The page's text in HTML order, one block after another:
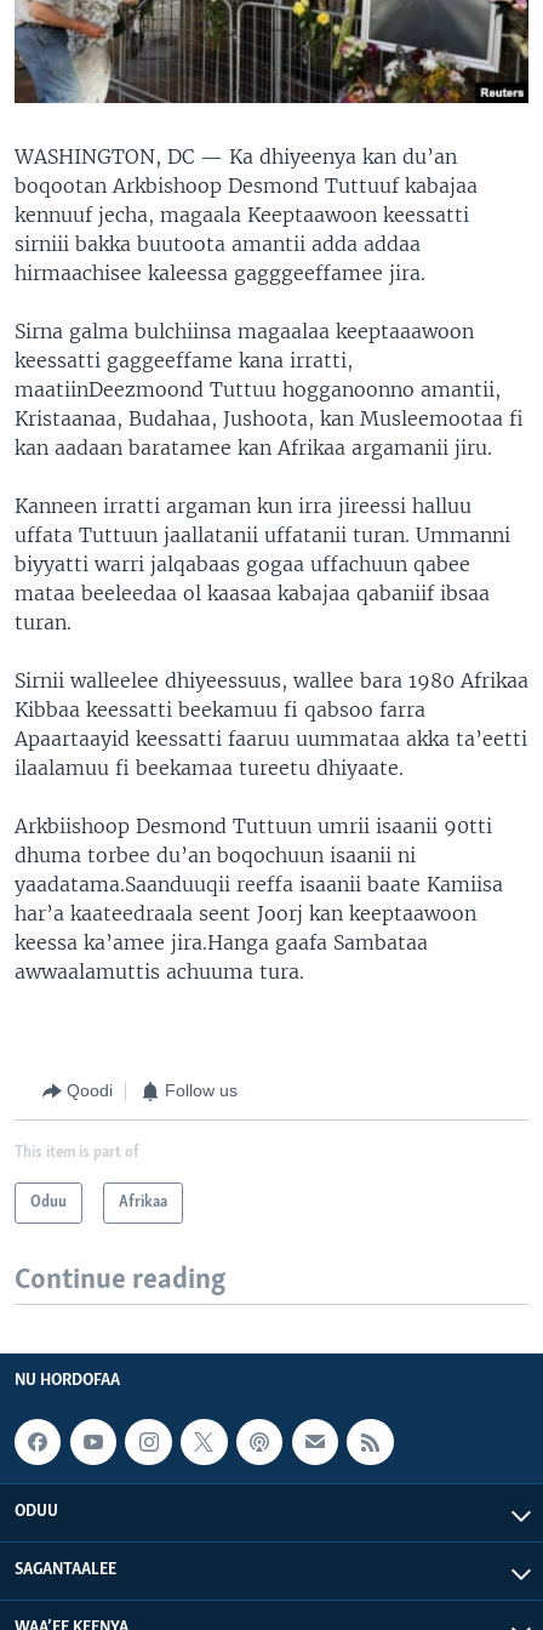
WASHINGTON, DC — Ka dhiyeenya kan du’an
boqootan Arkbishoop Desmond Tuttuuf kabajaa
kennuuf jecha, magaala Keeptaawoon keessatti
sirniii bakka buutoota amantii adda addaa
hirmaachisee kaleessa gagggeeffamee jira.
Sirna galma bulchiinsa magaalaa keeptaaawoon
keessatti gaggeeffame kana irratti,
maatiinDeezmoond Tuttuu hogganoonno amantii,
Kristaanaa, Budahaa, Jushoota, kan Musleemootaa fi
kan aadaan baratamee kan Afrikaa argamanii jiru.
Kanneen irratti argaman kun irra jireessi halluu
uffata Tuttuun jaallatanii uffatanii turan. Ummanni
biyyatti warri jalqabaas gogaa uffachuun qabee
mataa beeleedaa ol kaasaa kabajaa qabaniif ibsaa
turan.
Sirnii walleelee dhiyeessuus, wallee bara 1980 Afrikaa
Kibbaa keessatti beekamuu fi qabsoo farra
Apaartaayid keessatti faaruu uummataa akka ta’eetti
ilaalamuu fi beekamaa tureetu dhiyaate.
Arkbiishoop Desmond Tuttuun umrii isaanii 90tti
dhuma torbee du’an boqochuun isaanii ni
yaadatama.Saanduuqii reeffa isaanii baate Kamiisa
har’a kaateedraala seent Joorj kan keeptaawoon
keessa ka’amee jira.Hanga gaafa Sambataa
awwaalamuttis achuuma tura.
Qoodi Follow us
This item is part of
Oduu Afrikaa
Continue reading
NU HORDOFAA
ODUU
SAGANTAALEE